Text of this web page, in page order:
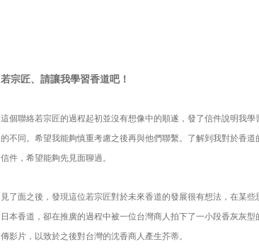
若宗匠、請讓我學習香道吧！
這個聯絡若宗匠的過程起初並沒有想像中的順遂，發了信件說明我
的不同。希望我能夠慎重考慮之後再與他們聯繫。了解到我對於香
信件，希望能夠先見面聊過。
見了面之後，發現這位若宗匠對於未來香道的發展很有想法，在某
日本香道，卻在推廣的過程中被一位台灣商人拍下了一小段香灰灰
傳影片，以致於之後對台灣的沈香商人產生芥蒂。